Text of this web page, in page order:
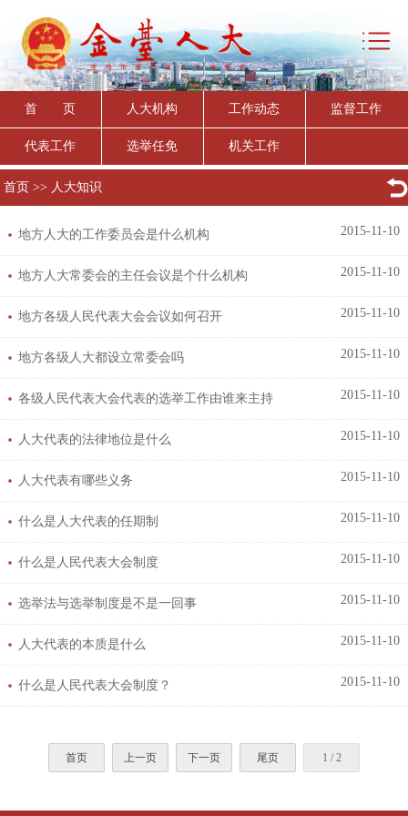
首 页 人大机构 工作动态 监督工作
代表工作 选举任免 机关工作
首页 >> 人大知识
地方人大的工作委员会是什么机构 2015-11-10
地方人大常委会的主任会议是个什么机构 2015-11-10
地方各级人民代表大会会议如何召开 2015-11-10
地方各级人大都设立常委会吗 2015-11-10
各级人民代表大会代表的选举工作由谁来主持 2015-11-10
人大代表的法律地位是什么 2015-11-10
人大代表有哪些义务 2015-11-10
什么是人大代表的任期制 2015-11-10
什么是人民代表大会制度 2015-11-10
选举法与选举制度是不是一回事 2015-11-10
人大代表的本质是什么 2015-11-10
什么是人民代表大会制度？ 2015-11-10
首页 上一页 下一页 尾页 1 / 2